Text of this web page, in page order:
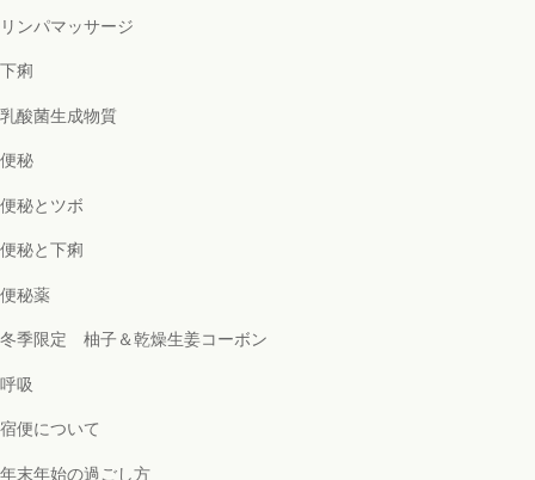
リンパマッサージ
下痢
乳酸菌生成物質
便秘
便秘とツボ
便秘と下痢
便秘薬
冬季限定 柚子＆乾燥生姜コーボン
呼吸
宿便について
年末年始の過ごし方